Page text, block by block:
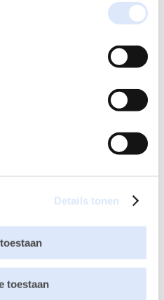
Details tonen
toestaan
opslaan in deze browser